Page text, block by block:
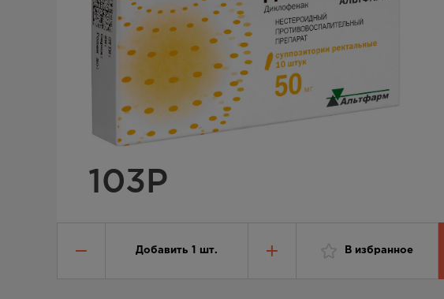
103Р
Добавить 1 шт. В избранное